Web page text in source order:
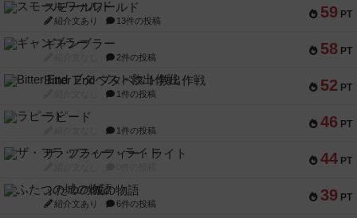
59 PT
スモールワールド
紹介文あり 13件の投稿
58 PT
ギャンブラー
2件の投稿
52 PT
Bitter End ブタペスト救出作戦
1件の投稿
46 PT
ラピード
1件の投稿
44 PT
ザ・フラッフィー・ライト
39 PT
ふたつの城の物語
紹介文あり 6件の投稿